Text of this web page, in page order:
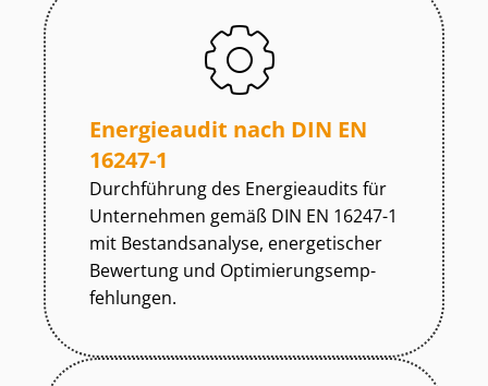
Energieaudit nach DIN EN
16247-1
Durchführung des Energieaudits für
Unternehmen gemäß DIN EN 16247-1
mit Bestandsanalyse, energetischer
Bewertung und Op­ti­mie­rungs­emp­
feh­lun­gen.